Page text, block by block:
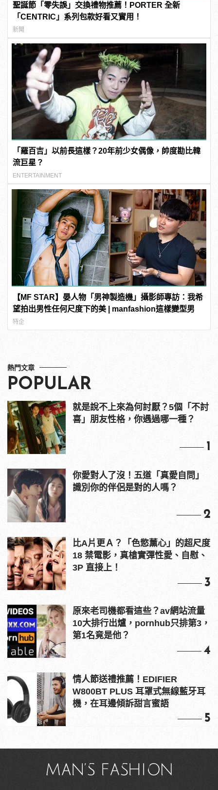
聖誕節「零失誤」交換禮物推薦！PORTER 全新
「CENTRIC」系列包款好看又實用！
新聞
「羅百吉」以前長這樣？20年前少女偶像，帥度勘比韓
流巨星？
ENTERTAINMENT
【MF STAR】晏人物「男神製造機」攝影師專訪：我希
望拍出男性任何尺度下的美 | manfashion這樣變型男
特企
熱門文章
POPULAR
就是說不上來為何討厭？5個「不討
喜」朋友性格，你遇過哪一種？
1
你愛對人了沒！五道「真愛自問」
識別你的伴侶是對的人嗎？
2
比A片更Ａ？「色慾薰心」的超尺度
18 禁電影，真槍實彈性愛、自慰、
3P 直接上！
3
原來老司機都看這些？av網站流量
10大排行出爐，pornhub只排第3，
第1名竟是他？
4
情人節送禮推薦！EDIFIER
W800BT PLUS 耳罩式無線藍牙耳
機，在耳邊傾訴甜言蜜語
5